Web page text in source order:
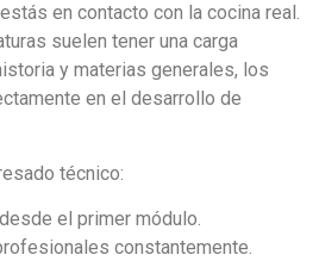
en contacto con la cocina real.
suelen tener una carga
y materias generales, los
en el desarrollo de
técnico:
el primer módulo.
constantemente.